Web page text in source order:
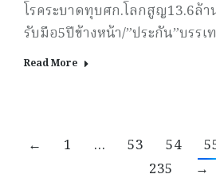
โรคระบาดทุบศก.โลกสูญ13.6ล้
รับมือ5ปีข้างหน้า/”ประกัน”บรรเ
Read More
← 1 … 53 54
235
→